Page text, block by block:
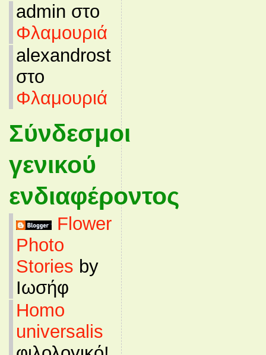
admin στο
Φλαμουριά
alexandrost
στο
Φλαμουριά
Σύνδεσμοι
γενικού
ενδιαφέροντος
Flower
Photo
Stories by
Ιωσήφ
Homo
universalis